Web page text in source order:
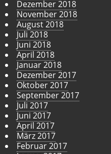
Dezember 2018
November 2018
August 2018
Juli 2018
Juni 2018
April 2018
Januar 2018
Dezember 2017
Oktober 2017
September 2017
Juli 2017
Juni 2017
April 2017
März 2017
Februar 2017